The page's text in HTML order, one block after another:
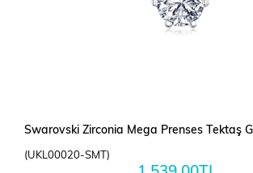
Swarovski Zirconia Mega Prenses Tektaş
(UKL00020-SMT)